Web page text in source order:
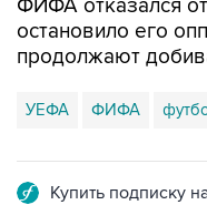
ФИФА отказался
остановило его
продолжают
УЕФА ФИФА
Купить подписку